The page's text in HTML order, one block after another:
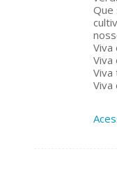
Que
Viva
Viva
Viva
Viva